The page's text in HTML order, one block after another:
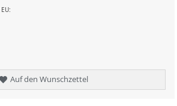
Auf den Wunschzettel